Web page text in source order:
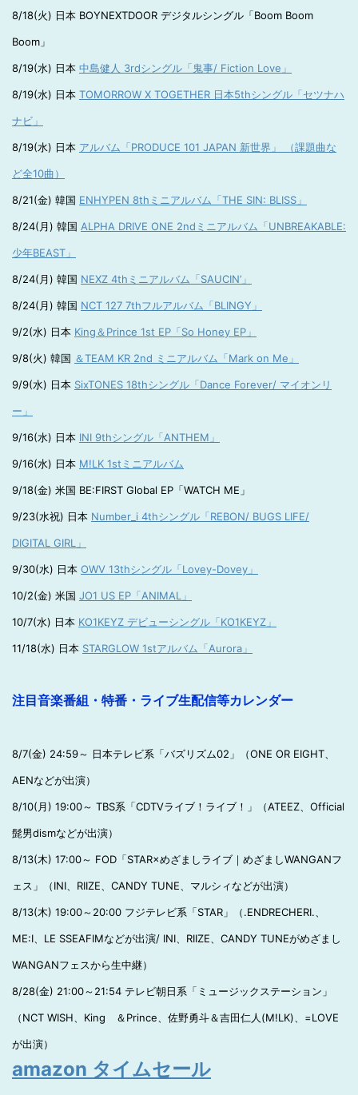
8/18(火) 日本 BOYNEXTDOOR デジタルシングル「Boom Boom
Boom」
8/19(水) 日本 中島健人 3rdシングル「鬼事/ Fiction Love」
8/19(水) 日本 TOMORROW X TOGETHER 日本5thシングル「セツナハ
ナビ」
8/19(水) 日本 アルバム「PRODUCE 101 JAPAN 新世界」 （課題曲な
ど全10曲）
8/21(金) 韓国 ENHYPEN 8thミニアルバム「THE SIN: BLISS」
8/24(月) 韓国 ALPHA DRIVE ONE 2ndミニアルバム「UNBREAKABLE:
少年BEAST」
8/24(月) 韓国 NEXZ 4thミニアルバム「SAUCIN’」
8/24(月) 韓国 NCT 127 7thフルアルバム「BLINGY」
9/2(水) 日本 King＆Prince 1st EP「So Honey EP」
9/8(火) 韓国 ＆TEAM KR 2nd ミニアルバム「Mark on Me」
9/9(水) 日本 SixTONES 18thシングル「Dance Forever/ マイオンリ
ー」
9/16(水) 日本 INI 9thシングル「ANTHEM」
9/16(水) 日本 M!LK 1stミニアルバム
9/18(金) 米国 BE:FIRST Global EP「WATCH ME」
9/23(水祝) 日本 Number_i 4thシングル「REBON/ BUGS LIFE/
DIGITAL GIRL」
9/30(水) 日本 OWV 13thシングル「Lovey-Dovey」
10/2(金) 米国 JO1 US EP「ANIMAL」
10/7(水) 日本 KO1KEYZ デビューシングル「KO1KEYZ」
11/18(水) 日本 STARGLOW 1stアルバム「Aurora」
注目音楽番組・特番・ライブ生配信等カレンダー
8/7(金) 24:59～ 日本テレビ系「バズリズム02」（ONE OR EIGHT、
AENなどが出演）
8/10(月) 19:00～ TBS系「CDTVライブ！ライブ！」（ATEEZ、Official
髭男dismなどが出演）
8/13(木) 17:00～ FOD「STAR×めざましライブ｜めざましWANGANフ
ェス」（INI、RIIZE、CANDY TUNE、マルシィなどが出演）
8/13(木) 19:00～20:00 フジテレビ系「STAR」（.ENDRECHERI.、
ME:I、LE SSEAFIMなどが出演/ INI、RIIZE、CANDY TUNEがめざまし
WANGANフェスから生中継）
8/28(金) 21:00～21:54 テレビ朝日系「ミュージックステーション」
（NCT WISH、King ＆Prince、佐野勇斗＆吉田仁人(M!LK)、=LOVE
が出演）
amazon タイムセール